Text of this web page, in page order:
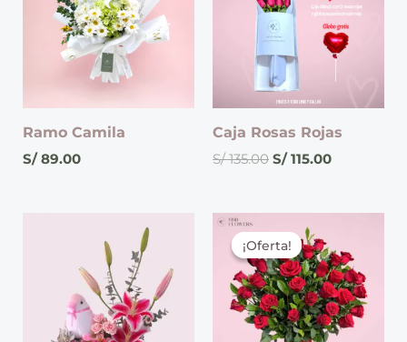
Ramo Camila
S/89.00
Caja Rosas Rojas
S/135.00
S/ 135.00.
S/115.00
S/ 115.00.
¡Oferta!
¡Oferta!
precio
original
era:
S/ 280.00.
actual
es:
S/